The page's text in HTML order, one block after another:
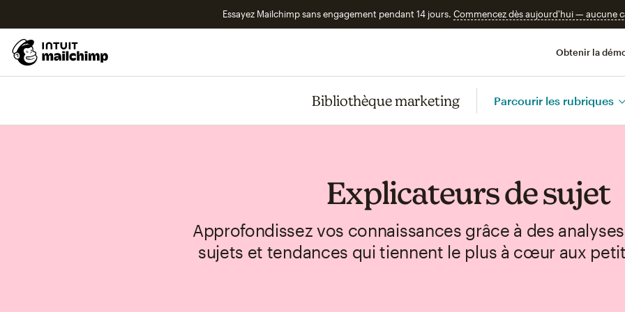
Essayez Mailchimp sans engagement pendant 14 jours. Commencez dès aujourd'hui — aucune
Obtenir la
Bibliothèque marketing Parcourir les rubriques
Explicateurs de sujet
Approfondissez vos connaissances grâce à des
sujets et tendances qui tiennent le plus à cœur aux